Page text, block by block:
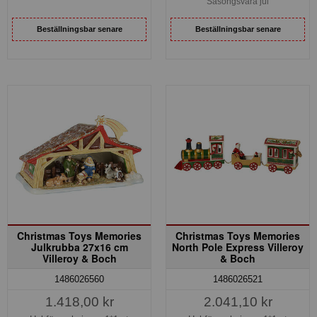
Beställningsbar senare Beställningsbar senare
Christmas Toys Memories
Julkrubba 27x16 cm
Villeroy & Boch
1486026560
1.418,00 kr
Christmas Toys Memories
North Pole Express Villeroy
& Boch
1486026521
2.041,10 kr